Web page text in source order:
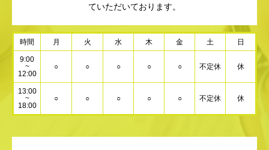
ていただいております。
時間 月 火 水 木 金 土 日
9:00
~
12:00
○ ○ ○ ○ ○ 不定休 休
13:00
~
18:00
○ ○ ○ ○ ○ 不定休 休